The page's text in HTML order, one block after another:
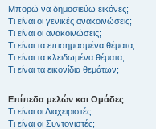
Μπορώ να δημοσιεύω εικόνες;
Τι είναι οι γενικές ανακοινώσεις;
Τι είναι οι ανακοινώσεις;
Τι είναι τα επισημασμένα θέματα;
Τι είναι τα κλειδωμένα θέματα;
Τι είναι τα εικονίδια θεμάτων;
Επίπεδα μελών και Ομάδες
Τι είναι οι Διαχειριστές;
Τι είναι οι Συντονιστές;